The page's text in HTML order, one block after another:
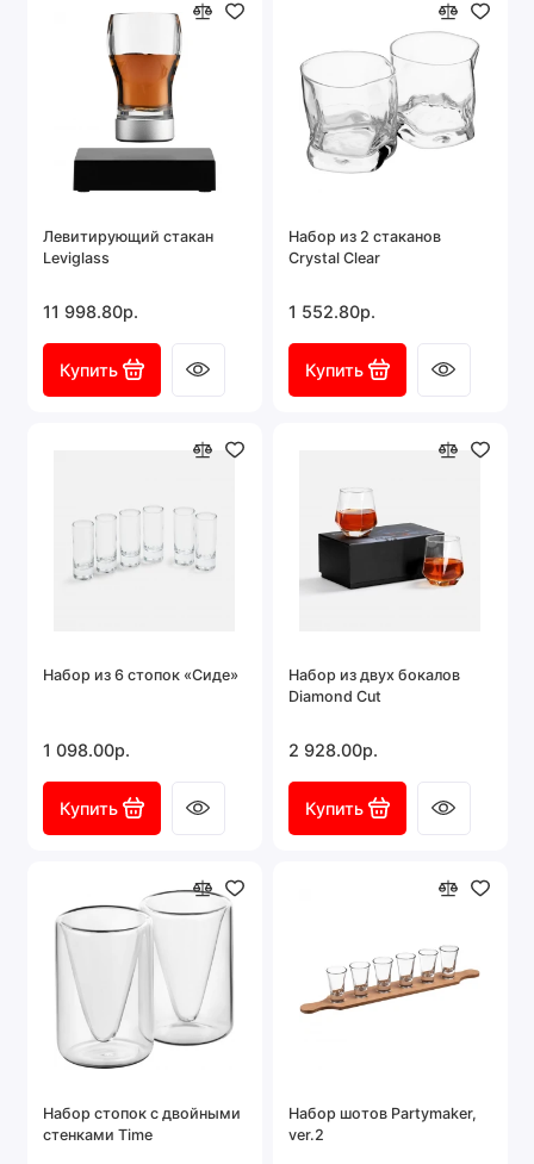
Левитирующий стакан
Leviglass
11 998.80р.
Купить
Набор из 2 стаканов
Crystal Clear
1 552.80р.
Купить
Набор из 6 стопок «Сиде»
1 098.00р.
Купить
Набор из двух бокалов
Diamond Cut
2 928.00р.
Купить
Набор стопок с двойными
стенками Time
Набор шотов Partymaker,
ver.2